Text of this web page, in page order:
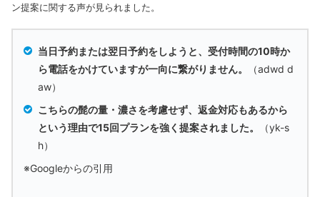
ン提案に関する声が見られました。
当日予約または翌日予約をしようと、受付時間の10時か
ら電話をかけていますが一向に繋がりません。
（adwd d
aw）
こちらの髭の量・濃さを考慮せず、返金対応もあるから
という理由で15回プランを強く提案されました。
（yk-s
h）
※Googleからの引用